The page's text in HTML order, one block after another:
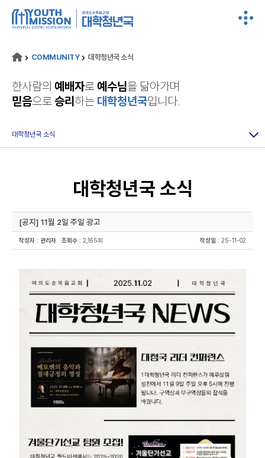
COMMUNITY 대학청년국 소식
한사람의 예배자로예수님을 닮아가며
믿음으로승리 하는 대학청년국입니다.
대학청년국 소식
대학청년국 소식
[공지] 11월 2일 주일 광고
작성자 : 관리자 조회수 : 2,165회 작성일 : 25-11-02